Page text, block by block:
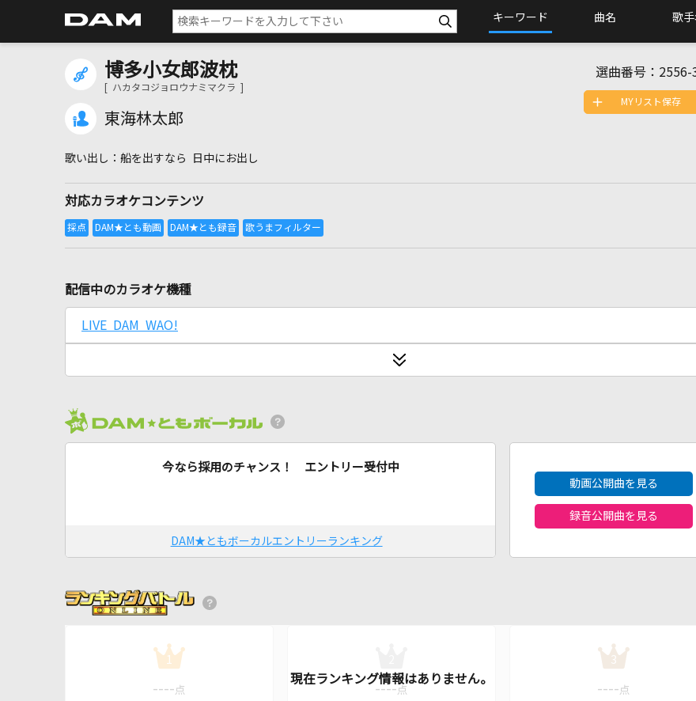
キーワード 曲名 歌手
博多小女郎波枕
[ ハカタコジョロウナミマクラ ]
東海林太郎
選曲番号： 2556-
船を出すなら 日中にお出し
対応カラオケコンテンツ
MYリスト保存
配信中のカラオケ機種
LIVE DAM WAO!
今なら採用のチャンス！ エントリー受付中
DAM★ともボーカルエントリーランキング
動画公開曲を見る
録音公開曲を見る
1
---- 点
---- 点
3
---- 点